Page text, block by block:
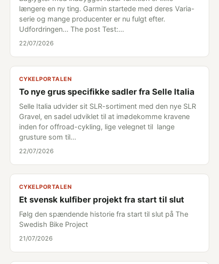
længere en ny ting. Garmin startede med deres Varia-
serie og mange producenter er nu fulgt efter.
Udfordringen... The post Test:…
22/07/2026
CYKELPORTALEN
To nye grus specifikke sadler fra Selle Italia
Selle Italia udvider sit SLR-sortiment med den nye SLR
Gravel, en sadel udviklet til at imødekomme kravene
inden for offroad-cykling, lige velegnet til lange
grusture som til…
22/07/2026
CYKELPORTALEN
Et svensk kulfiber projekt fra start til slut
Følg den spændende historie fra start til slut på The
Swedish Bike Project
21/07/2026